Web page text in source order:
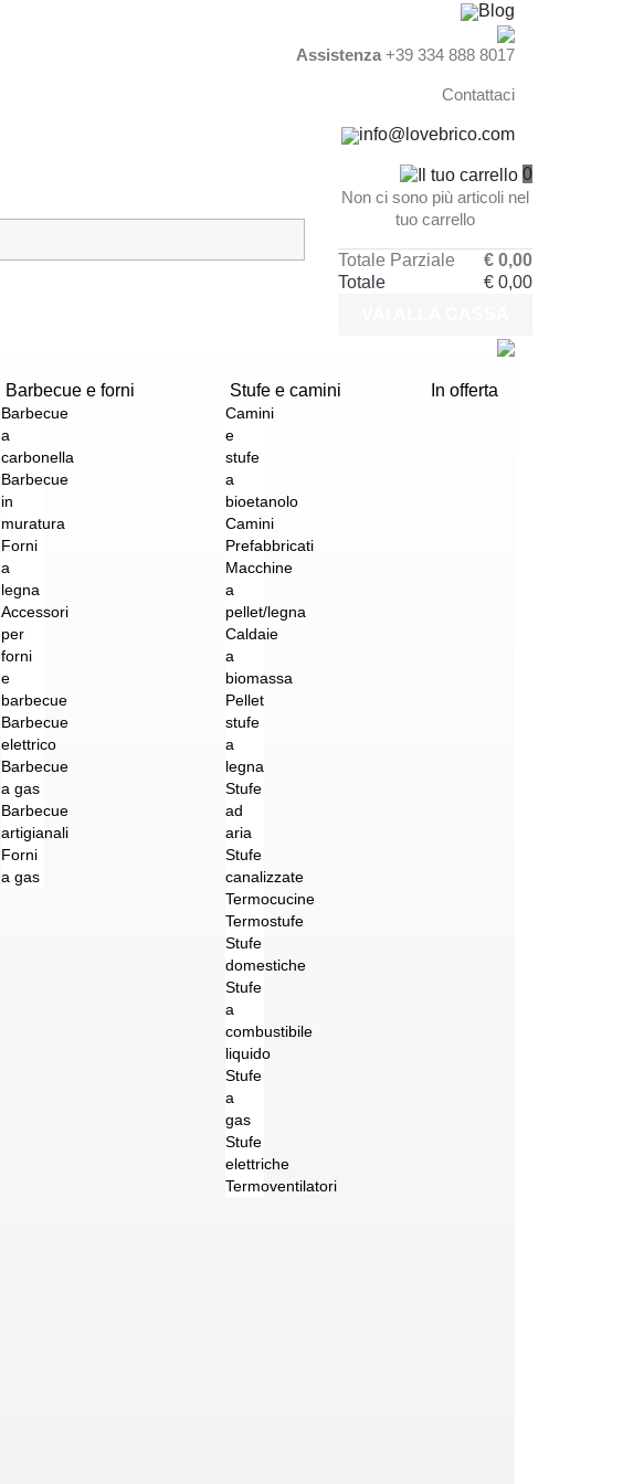
Blog
Assistenza +39 334 888 8017
Contattaci
info@lovebrico.com
0
Non ci sono più articoli nel
tuo carrello
Totale Parziale
€ 0,00
Totale
€ 0,00
Barbecue e forni
Barbecue
a
carbonella
Barbecue
in
muratura
Forni
a
legna
Accessori
per
forni
e
barbecue
Barbecue
elettrico
Barbecue
a gas
Barbecue
artigianali
Forni
a gas
Stufe e camini
Camini
e
stufe
a
bioetanolo
Camini
Prefabbricati
Macchine
a
pellet/legna
Caldaie
a
biomassa
Pellet
stufe
a
legna
Stufe
ad
aria
Stufe
canalizzate
Termocucine
Termostufe
Stufe
domestiche
Stufe
a
combustibile
liquido
Stufe
a
gas
Stufe
elettriche
Termoventilatori
In offerta